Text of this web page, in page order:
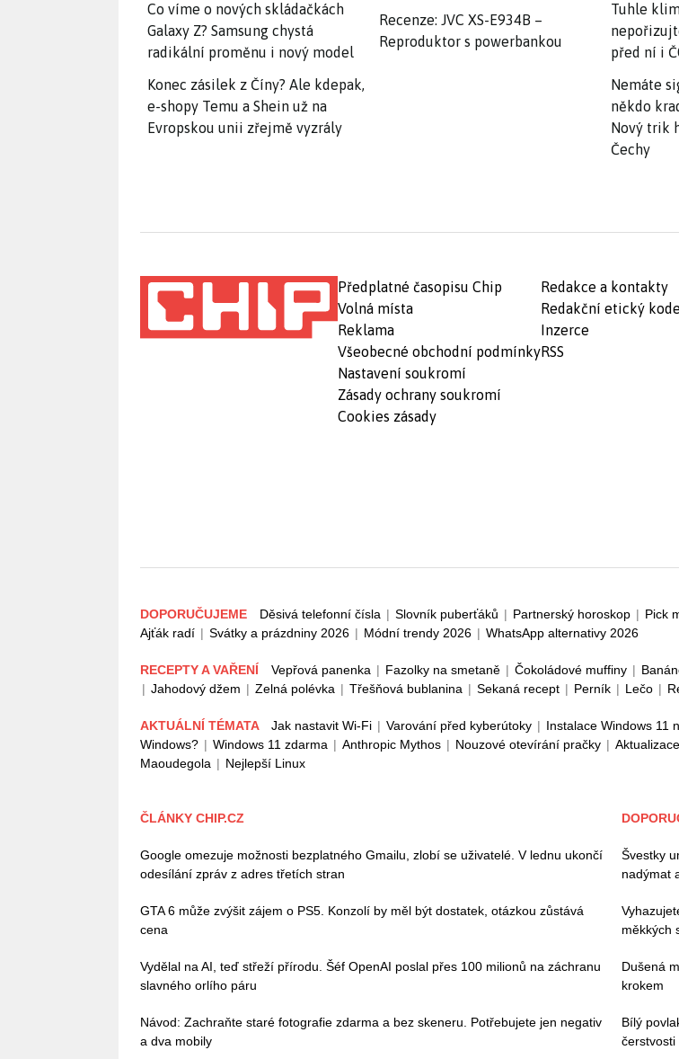
Co víme o nových skládačkách
Galaxy Z? Samsung chystá
radikální proměnu i nový model
Konec zásilek z Číny? Ale kdepak,
e-shopy Temu a Shein už na
Evropskou unii zřejmě vyzrály
Recenze: JVC XS-E934B –
Reproduktor s powerbankou
Tuhle
před ní i
Nemáte
někdo
Nový trik
Čechy
Předplatné časopisu Chip
Volná místa
Reklama
Všeobecné obchodní podmínky
Nastavení soukromí
Zásady ochrany soukromí
Cookies zásady
Redakce a kontakty
Redakční etický
Inzerce
RSS
DOPORUČUJEME Děsivá telefonní čísla | Slovník puberťáků | Partnerský horoskop | Pick
Ajťák radí | Svátky a prázdniny 2026 | Módní trendy 2026 | WhatsApp alternativy 2026
RECEPTY A VAŘENÍ Vepřová panenka | Fazolky na smetaně | Čokoládové muffiny |
| Jahodový džem | Zelná polévka | Třešňová bublanina | Sekaná recept | Perník | Lečo |
AKTUÁLNÍ TÉMATA Jak nastavit Wi-Fi | Varování před kyberútoky | Instalace Windows 11
Windows? | Windows 11 zdarma | Anthropic Mythos | Nouzové otevírání pračky |
Maoudegola | Nejlepší Linux
ČLÁNKY CHIP.CZ
Google omezuje možnosti bezplatného Gmailu, zlobí se uživatelé. V lednu ukončí
odesílání zpráv z adres třetích stran
GTA 6 může zvýšit zájem o PS5. Konzolí by měl být dostatek, otázkou zůstává
cena
Vydělal na AI, teď střeží přírodu. Šéf OpenAI poslal přes 100 milionů na záchranu
slavného orlího páru
Návod: Zachraňte staré fotografie zdarma a bez skeneru. Potřebujete jen negativ
a dva mobily
Švestky
nadýmat
měkkých
Dušená
krokem
Bílý
čerstvosti